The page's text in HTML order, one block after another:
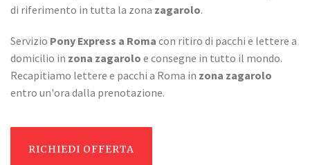
di riferimento in tutta la zona zagarolo.
Servizio Pony Express a Roma con ritiro di pacchi e lettere a
domicilio in zona zagarolo e consegne in tutto il mondo.
Recapitiamo lettere e pacchi a Roma in zona zagarolo
entro un'ora dalla prenotazione.
RICHIEDI OFFERTA